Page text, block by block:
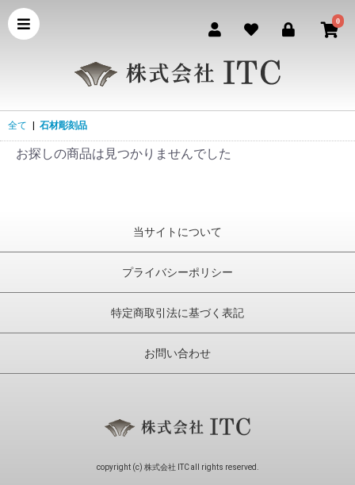
0
全て | 石材彫刻品
お探しの商品は見つかりませんでした
当サイトについて
プライバシーポリシー
特定商取引法に基づく表記
お問い合わせ
copyright (c) 株式会社 ITC all rights reserved.